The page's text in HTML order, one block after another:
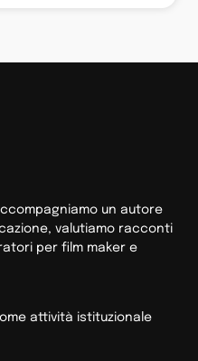
un autore
valutiamo racconti
per film maker e
attività istituzionale